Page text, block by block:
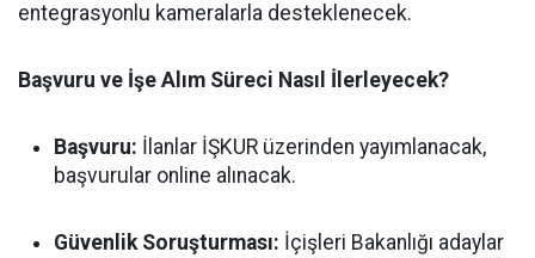
entegrasyonlu kameralarla desteklenecek.
Başvuru ve İşe Alım Süreci Nasıl İlerleyecek?
Başvuru: İlanlar İŞKUR üzerinden yayımlanacak,
başvurular online alınacak.
Güvenlik Soruşturması: İçişleri Bakanlığı adaylar